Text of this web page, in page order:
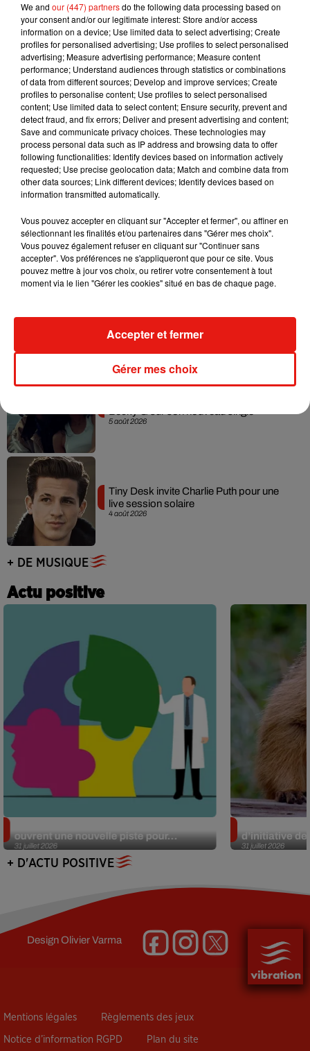
Julien Lieb s’essaye à la vie de chatelain
dans son nouveau clip
7 août 2026
Madonna sort enfin le remix de « Love
Sensation » avec Kylie Minogue
7 août 2026
dansant de l’année
collaboration tant attendue
5 août 2026
4 août 2026
Tiny Desk invite Charlie Puth pour une
live session solaire
+ DE MUSIQUE
Actu positive
31 juillet 2026
ouvrent une nouvelle piste pour...
31 juillet 2026
d’initiative
+ D'ACTU POSITIVE
DesignOlivier Varma
Mentions légales Règlements des jeux
Notice d’information RGPD Plan du site
We and our (447) partnersdo the following data processing based on
your consent and/or our legitimate interest: Store and/or access
information on a device; Use limited data to select advertising; Create
profiles for personalised advertising; Use profiles to select personalised
advertising; Measure advertising performance; Measure content
performance; Understand audiences through statistics or combinations
of data from different sources; Develop and improve services; Create
profiles to personalise content; Use profiles to select personalised
content; Use limited data to select content; Ensure security, prevent and
detect fraud, and fix errors; Deliver and present advertising and content;
Save and communicate privacy choices. These technologies may
process personal data such as IP address and browsing data to offer
following functionalities: Identify devices based on information actively
requested; Use precise geolocation data; Match and combine data from
other data sources; Link different devices; Identify devices based on
information transmitted automatically.
Vous pouvez accepter en cliquant sur "Accepter et fermer", ou affiner en
sélectionnant les finalités et/ou partenaires dans "Gérer mes choix".
Vous pouvez également refuser en cliquant sur "Continuer sans
accepter". Vos préférences ne s'appliqueront que pour ce site. Vous
pouvez mettre à jour vos choix, ou retirer votre consentement à tout
moment via le lien "Gérer les cookies" situé en bas de chaque page.
Gérer mes choix
Accepter et fermer